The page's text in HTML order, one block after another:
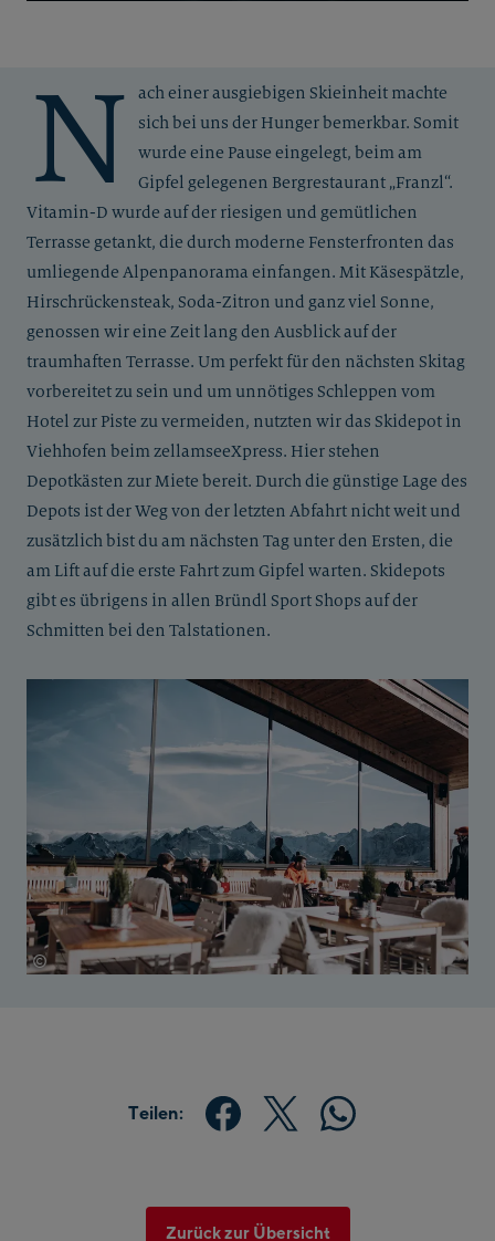
N
ach einer ausgiebigen Skieinheit machte
sich bei uns der Hunger bemerkbar. Somit
wurde eine Pause eingelegt, beim am
Gipfel gelegenen Bergrestaurant „Franzl“.
Vitamin-D wurde auf der riesigen und gemütlichen
Terrasse getankt, die durch moderne Fensterfronten das
umliegende Alpenpanorama einfangen. Mit Käsespätzle,
Hirschrückensteak, Soda-Zitron und ganz viel Sonne,
genossen wir eine Zeit lang den Ausblick auf der
traumhaften Terrasse. Um perfekt für den nächsten Skitag
vorbereitet zu sein und um unnötiges Schleppen vom
Hotel zur Piste zu vermeiden, nutzten wir das Skidepot in
Viehhofen beim zellamseeXpress. Hier stehen
Depotkästen zur Miete bereit. Durch die günstige Lage des
Depots ist der Weg von der letzten Abfahrt nicht weit und
zusätzlich bist du am nächsten Tag unter den Ersten, die
am Lift auf die erste Fahrt zum Gipfel warten. Skidepots
gibt es übrigens in allen Bründl Sport Shops auf der
Schmitten bei den Talstationen.
© Katharina Wildenhof
Teilen:
Zurück zur Übersicht